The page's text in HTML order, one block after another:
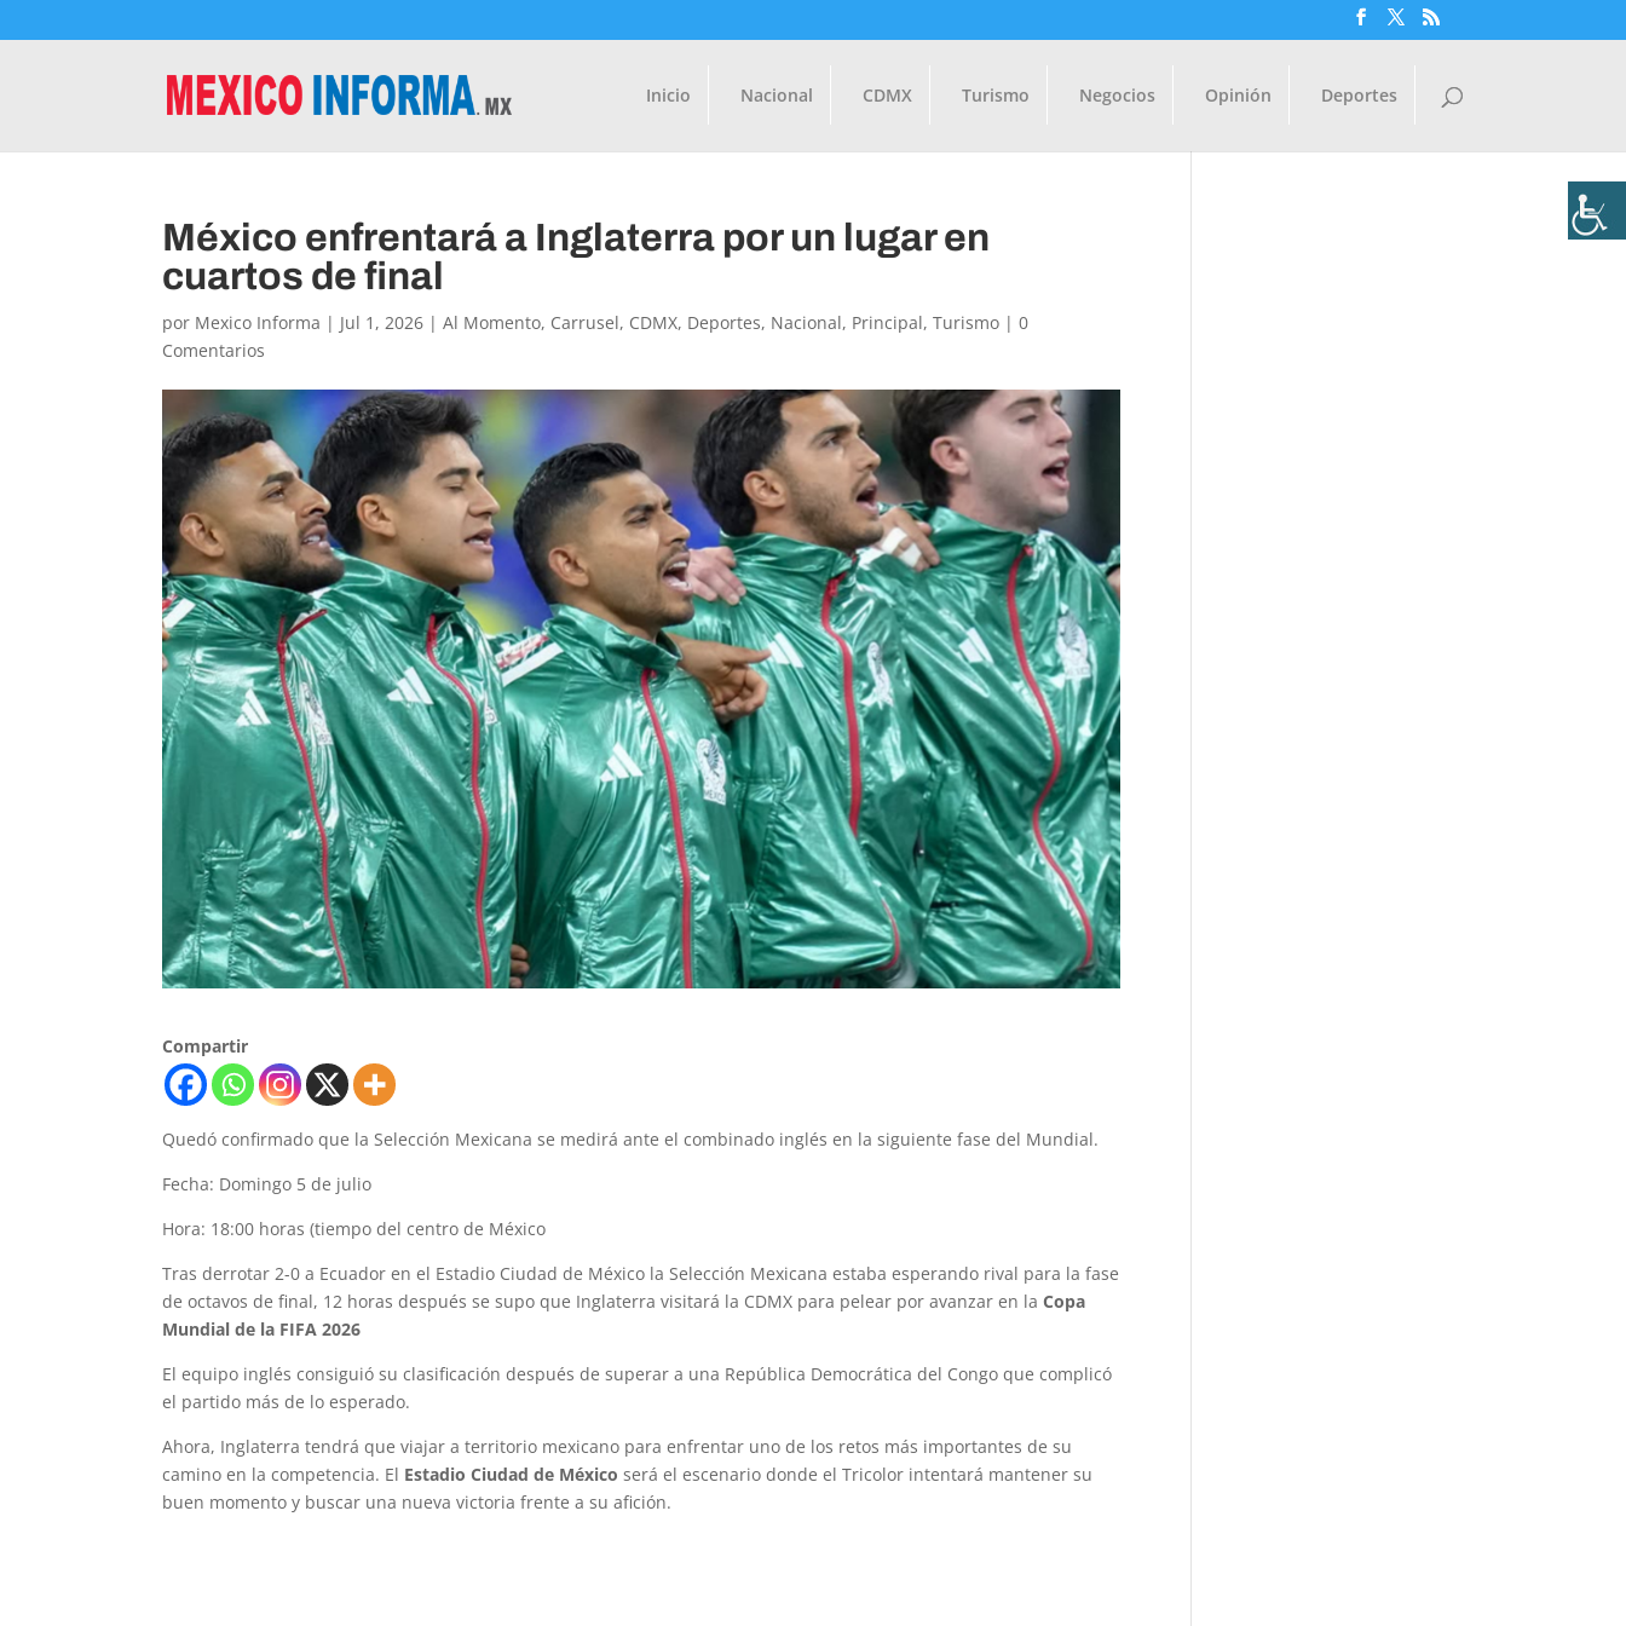
Inicio Nacional CDMX Turismo Negocios Opinión Deportes
México enfrentará a Inglaterra por un lugar en
cuartos de final
por Mexico Informa | Jul 1, 2026 |Al Momento, Carrusel, CDMX, Deportes, Nacional, Principal,Turismo |0
Comentarios
Compartir
Quedó confirmado que la Selección Mexicana se medirá ante el combinado inglés en la siguiente fase del Mundial.
Fecha: Domingo 5 de julio
Hora: 18:00 horas (tiempo del centro de México
Tras derrotar 2-0 a Ecuador en el Estadio Ciudad de México la Selección Mexicana estaba esperando rival para la fase
de octavos de final, 12 horas después se supo que Inglaterra visitará la CDMX para pelear por avanzar en laCopa
Mundial de la FIFA 2026
El equipo inglés consiguió su clasificación después de superar a una República Democrática del Congo que complicó
el partido más de lo esperado.
Ahora, Inglaterra tendrá que viajar a territorio mexicano para enfrentar uno de los retos más importantes de su
camino en la competencia. El Estadio Ciudad de México será el escenario donde el Tricolor intentará mantener su
buen momento y buscar una nueva victoria frente a su afición.